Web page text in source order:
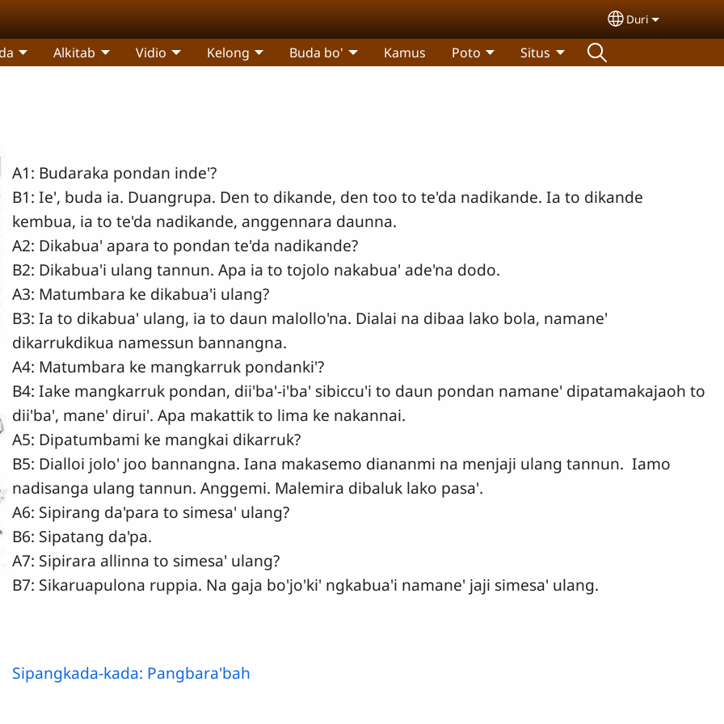
Select your
Duri
Alkitab Vidio Kelong Buda bo' Kamus Poto Situs
A1: Budaraka pondan inde'?
B1: Ie', buda ia. Duangrupa. Den to dikande, den too to te'da nadikande. Ia to dikande
kembua, ia to te'da nadikande, anggennara daunna.
A2: Dikabua' apara to pondan te'da nadikande?
B2: Dikabua'i ulang tannun. Apa ia to tojolo nakabua' ade'na dodo.
A3: Matumbara ke dikabua'i ulang?
B3: Ia to dikabua' ulang, ia to daun malollo'na. Dialai na dibaa lako bola, namane'
dikarrukdikua namessun bannangna.
A4: Matumbara ke mangkarruk pondanki'?
B4: Iake mangkarruk pondan, dii'ba'-i'ba' sibiccu'i to daun pondan namane' dipatamakajaoh to
dii'ba', mane' dirui'. Apa makattik to lima ke nakannai.
A5: Dipatumbami ke mangkai dikarruk?
B5: Dialloi jolo' joo bannangna. Iana makasemo diananmi na menjaji ulang tannun. Iamo
nadisanga ulang tannun. Anggemi. Malemira dibaluk lako pasa'.
A6: Sipirang da'para to simesa' ulang?
B6: Sipatang da'pa.
A7: Sipirara allinna to simesa' ulang?
B7: Sikaruapulona ruppia. Na gaja bo'jo'ki' ngkabua'i namane' jaji simesa' ulang.
Sipangkada-kada: Pangbara'bah